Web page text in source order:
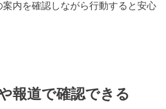
内を確認しながら行動すると安心
報道で確認できる